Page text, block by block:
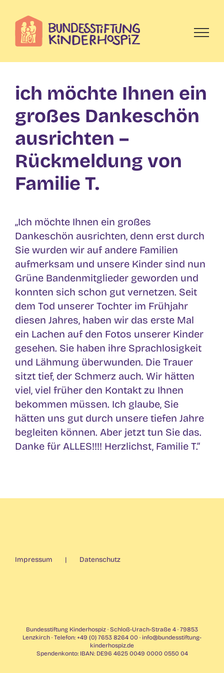
content
ich möchte Ihnen ein
großes Dankeschön
ausrichten –
Rückmeldung von
Familie T.
„Ich möchte Ihnen ein großes
Dankeschön ausrichten, denn erst durch
Sie wurden wir auf andere Familien
aufmerksam und unsere Kinder sind nun
Grüne Bandenmitglieder geworden und
konnten sich schon gut vernetzen. Seit
dem Tod unserer Tochter im Frühjahr
diesen Jahres, haben wir das erste Mal
ein Lachen auf den Fotos unserer Kinder
gesehen. Sie haben ihre Sprachlosigkeit
und Lähmung überwunden. Die Trauer
sitzt tief, der Schmerz auch. Wir hätten
viel, viel früher den Kontakt zu Ihnen
bekommen müssen. Ich glaube, Sie
hätten uns gut durch unsere tiefen Jahre
begleiten können. Aber jetzt tun Sie das.
Danke für ALLES!!!! Herzlichst, Familie T.“
Impressum Datenschutz
Bundesstiftung Kinderhospiz · Schloß-Urach-Straße 4 · 79853
Lenzkirch · Telefon: +49 (0) 7653 8264 00 · info@bundesstiftung-
kinderhospiz.de
Spendenkonto: IBAN: DE96 4625 0049 0000 0550 04